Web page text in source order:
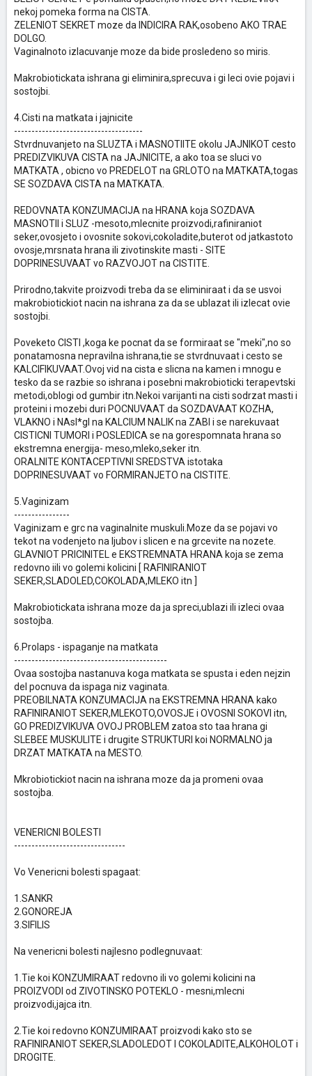
nekoj pomeka forma na CISTA.
ZELENIOT SEKRET moze da INDICIRA RAK,osobeno AKO TRAE
DOLGO.
Vaginalnoto izlacuvanje moze da bide prosledeno so miris.
Makrobiotickata ishrana gi eliminira,sprecuva i gi leci ovie pojavi i
sostojbi.
4.Cisti na matkata i jajnicite
-------------------------------------
Stvrdnuvanjeto na SLUZTA i MASNOTIITE okolu JAJNIKOT cesto
PREDIZVIKUVA CISTA na JAJNICITE, a ako toa se sluci vo
MATKATA , obicno vo PREDELOT na GRLOTO na MATKATA,togas
SE SOZDAVA CISTA na MATKATA.
REDOVNATA KONZUMACIJA na HRANA koja SOZDAVA
MASNOTII i SLUZ -mesoto,mlecnite proizvodi,rafiniraniot
seker,ovosjeto i ovosnite sokovi,cokoladite,buterot od jatkastoto
ovosje,mrsnata hrana ili zivotinskite masti - SITE
DOPRINESUVAAT vo RAZVOJOT na CISTITE.
Prirodno,takvite proizvodi treba da se eliminiraat i da se usvoi
makrobiotickiot nacin na ishrana za da se ublazat ili izlecat ovie
sostojbi.
Poveketo CISTI ,koga ke pocnat da se formiraat se "meki",no so
ponatamosna nepravilna ishrana,tie se stvrdnuvaat i cesto se
KALCIFIKUVAAT.Ovoj vid na cista e slicna na kamen i mnogu e
tesko da se razbie so ishrana i posebni makrobioticki terapevtski
metodi,oblogi od gumbir itn.Nekoi varijanti na cisti sodrzat masti i
proteini i mozebi duri POCNUVAAT da SOZDAVAAT KOZHA,
VLAKNO i NAsl*gI na KALCIUM NALIK na ZABI i se narekuvaat
CISTICNI TUMORI i POSLEDICA se na gorespomnata hrana so
ekstremna energija- meso,mleko,seker itn.
ORALNITE KONTACEPTIVNI SREDSTVA istotaka
DOPRINESUVAAT vo FORMIRANJETO na CISTITE.
5.Vaginizam
----------------
Vaginizam e grc na vaginalnite muskuli.Moze da se pojavi vo
tekot na vodenjeto na ljubov i slicen e na grcevite na nozete.
GLAVNIOT PRICINITEL e EKSTREMNATA HRANA koja se zema
redovno iili vo golemi kolicini [ RAFINIRANIOT
SEKER,SLADOLED,COKOLADA,MLEKO itn ]
Makrobiotickata ishrana moze da ja spreci,ublazi ili izleci ovaa
sostojba.
6.Prolaps - ispaganje na matkata
--------------------------------------------
Ovaa sostojba nastanuva koga matkata se spusta i eden nejzin
del pocnuva da ispaga niz vaginata.
PREOBILNATA KONZUMACIJA na EKSTREMNA HRANA kako
RAFINIRANIOT SEKER,MLEKOTO,OVOSJE i OVOSNI SOKOVI itn,
GO PREDIZVIKUVA OVOJ PROBLEM zatoa sto taa hrana gi
SLEBEE MUSKULITE i drugite STRUKTURI koi NORMALNO ja
DRZAT MATKATA na MESTO.
Mkrobiotickiot nacin na ishrana moze da ja promeni ovaa
sostojba.
VENERICNI BOLESTI
--------------------------------
Vo Venericni bolesti spagaat:
1.SANKR
2.GONOREJA
3.SIFILIS
Na venericni bolesti najlesno podlegnuvaat:
1.Tie koi KONZUMIRAAT redovno ili vo golemi kolicini na
PROIZVODI od ZIVOTINSKO POTEKLO - mesni,mlecni
proizvodi,jajca itn.
2.Tie koi redovno KONZUMIRAAT proizvodi kako sto se
RAFINIRANIOT SEKER,SLADOLEDOT I COKOLADITE,ALKOHOLOT i
DROGITE.